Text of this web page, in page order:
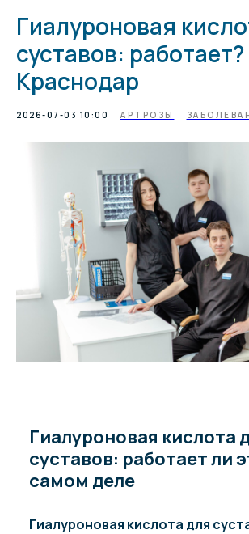
Гиалуроновая
суставов:
Краснодар
2026-07-03 10:00 АРТРОЗЫ
Гиалуроновая кислота
суставов: работает ли
самом деле
Гиалуроновая кислота для